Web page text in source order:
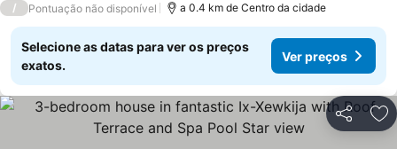
/ Pontuação não disponível a 0.4 km de Centro da cidade
Selecione as datas para ver os preços
exatos.
Ver preços
Partilhar